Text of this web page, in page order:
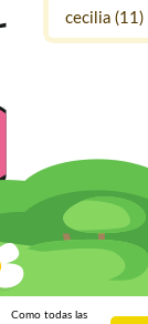
cecilia (11)
Como todas las